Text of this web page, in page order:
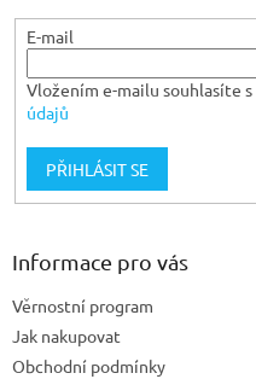
E-mail
Vložením e-mailu souhlasíte s
údajů
PŘIHLÁSIT SE
Informace pro vás
Věrnostní program
Jak nakupovat
Obchodní podmínky